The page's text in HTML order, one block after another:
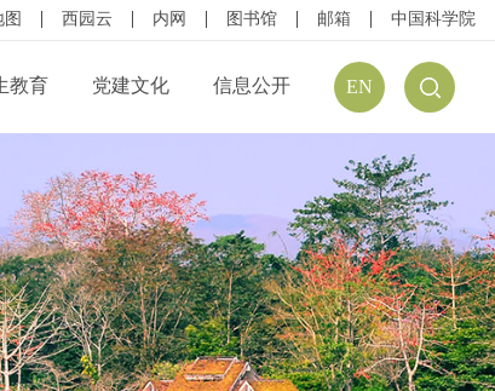
西园云 内网 图书馆 邮箱 中国科学院
教育 党建文化
设
设
源
信息公开
录 预（决）算公开
年度报告
EN